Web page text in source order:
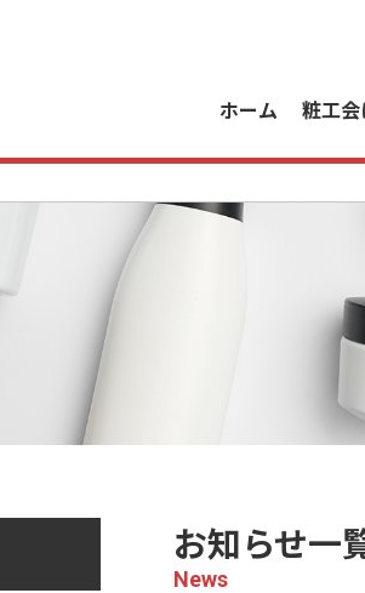
ホーム 粧工
お知らせ一
News